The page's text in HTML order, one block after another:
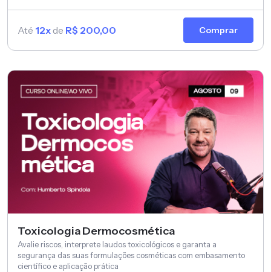
Até 12x de R$ 200,00 Comprar
Toxicologia Dermocosmética
Avalie riscos, interprete laudos toxicológicos e garanta a
segurança das suas formulações cosméticas com embasamento
científico e aplicação prática